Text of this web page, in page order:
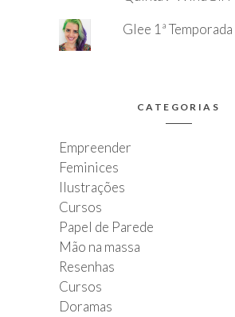
Glee 1ª Temporada
CATEGORIAS
Empreender
Feminices
Ilustrações
Cursos
Papel de Parede
Mão na massa
Resenhas
Cursos
Doramas